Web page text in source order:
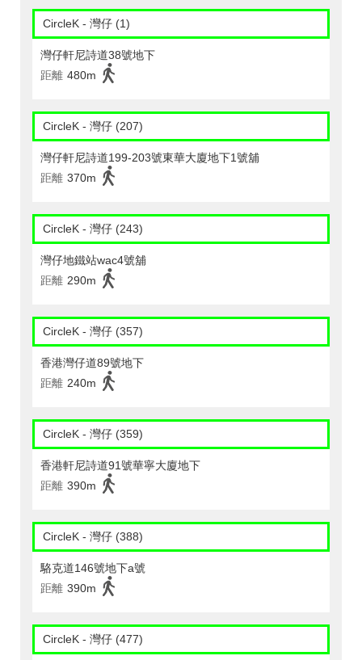
CircleK - 灣仔 (1)
灣仔軒尼詩道38號地下
距離 480m
CircleK - 灣仔 (207)
灣仔軒尼詩道199-203號東華大廈地下1號舖
距離 370m
CircleK - 灣仔 (243)
灣仔地鐵站wac4號舖
距離 290m
CircleK - 灣仔 (357)
香港灣仔道89號地下
距離 240m
CircleK - 灣仔 (359)
香港軒尼詩道91號華寧大廈地下
距離 390m
CircleK - 灣仔 (388)
駱克道146號地下a號
距離 390m
CircleK - 灣仔 (477)